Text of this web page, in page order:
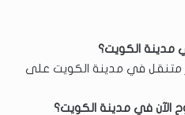
مدينة الكويت؟
متنقل في مدينة الكويت على
في مدينة الكويت؟